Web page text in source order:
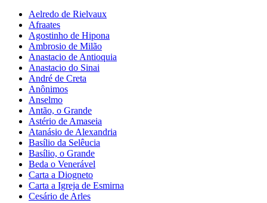
Aelredo de Rielvaux
Afraates
Agostinho de Hipona
Ambrosio de Milão
Anastacio de Antioquia
Anastacio do Sinai
André de Creta
Anônimos
Anselmo
Antão, o Grande
Astério de Amaseia
Atanásio de Alexandria
Basílio da Selêucia
Basílio, o Grande
Beda o Venerável
Carta a Diogneto
Carta a Igreja de Esmirna
Cesário de Arles